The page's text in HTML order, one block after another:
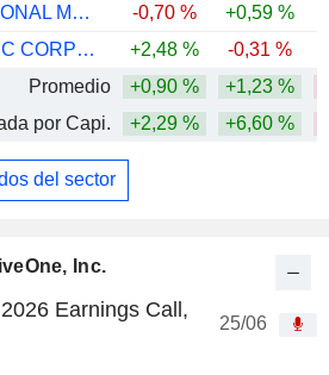
Inc.
Earnings Call,
25/06
HIM INTERNATIONAL MUSIC INC.
-0,70 % +0,59 %
KT GENIE MUSIC CORPORATION
+2,48 % -0,31 %
Promedio
+0,90 % +1,23 %
por Capi.
+2,29 % +6,60 %
del sector